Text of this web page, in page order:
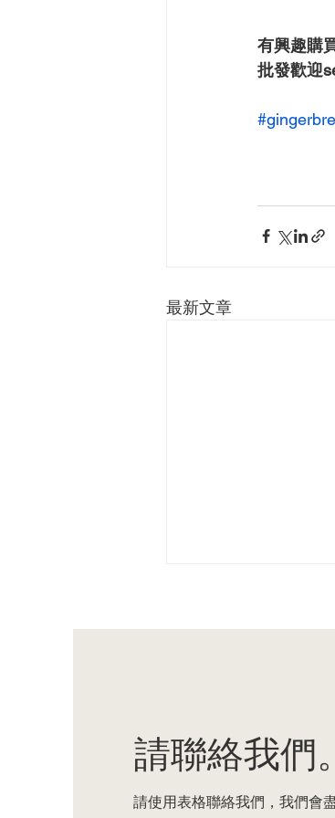
有興趣購
批發歡迎
最新文章
⚽世界盃2026準備
丸先生十大睇波必備
Top 10 Snacks for
Cup 2026
請聯絡我們。
請使用表格聯絡我們，我們會